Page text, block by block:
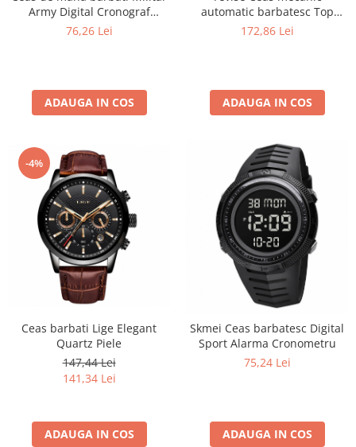
Army Digital Cronograf
Rezistent la apa si socuri
76,26 Lei
ADAUGA IN COS
automatic barbatesc Top
Brand Fashion Otel inoxidabil
172,86 Lei
ADAUGA IN COS
-4%
Ceas barbati Lige Elegant
Quartz Piele
147,44 Lei
141,34 Lei
ADAUGA IN COS
Skmei Ceas barbatesc Digital
Sport Alarma Cronometru
75,24 Lei
ADAUGA IN COS